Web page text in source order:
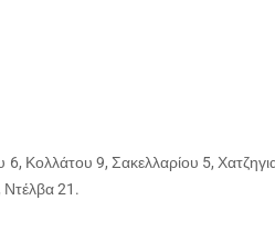
Κολλάτου 9, Σακελλαρίου 5,
21.